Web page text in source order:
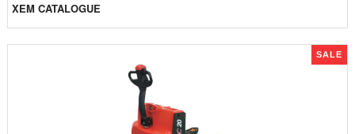
XEM CATALOGUE
SALE